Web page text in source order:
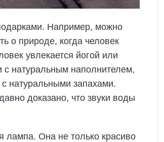
Например, можно
о природе, когда человек
увлекается йогой или
натуральным наполнителем,
натуральными запахами.
доказано, что звуки воды
лампа. Она не только красиво